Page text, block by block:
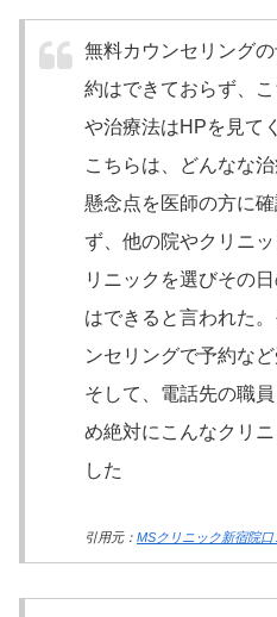
無料カウンセリング
約はできておらず、
や治療法はHPを見て
こちらは、どんなな
懸念点を医師の方に
ず、他の院やクリニ
リニックを選びその
はできると言われた
ンセリングで予約な
そして、電話先の職
め絶対にこんなクリ
した
引用元： MSクリニック新宿院口